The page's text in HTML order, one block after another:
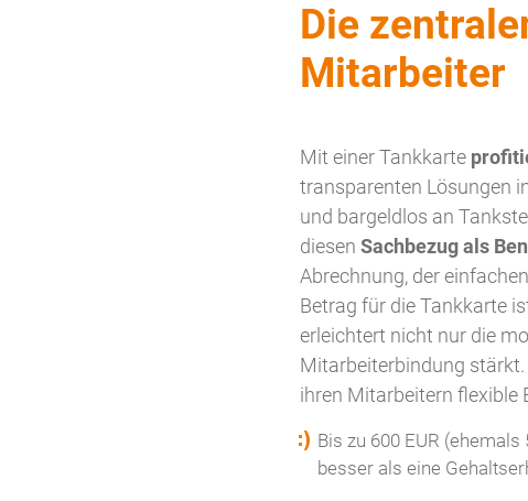
Die
Mitarbeiter
Mit einer Tankkarte
transparenten Lösungen
und bargeldlos an
diesen Sachbezug als
Abrechnung, der
Betrag für die Tankkarte
erleichtert nicht nur die
Mitarbeiterbindung
ihren Mitarbeitern flexible
Bis zu 600 EUR
besser als eine